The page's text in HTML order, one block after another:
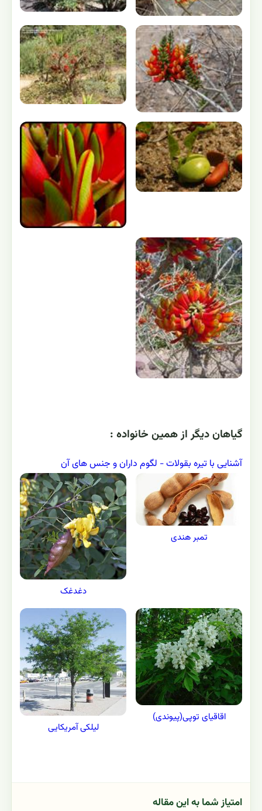
گياهان ديگر از همين خانواده :
آشنایی با تیره بقولات - لگوم داران و جنس های آن
تمبر هندی
دغدغک
اقاقیای توپی(پیوندی)
لیلکی آمریکایی
امتیاز شما به این مقاله